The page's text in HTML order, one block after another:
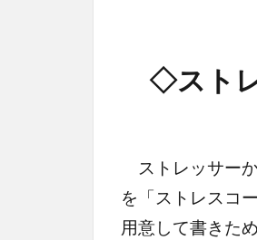
◇ストレ
ストレッサー
を「ストレスコ
用意して書きた